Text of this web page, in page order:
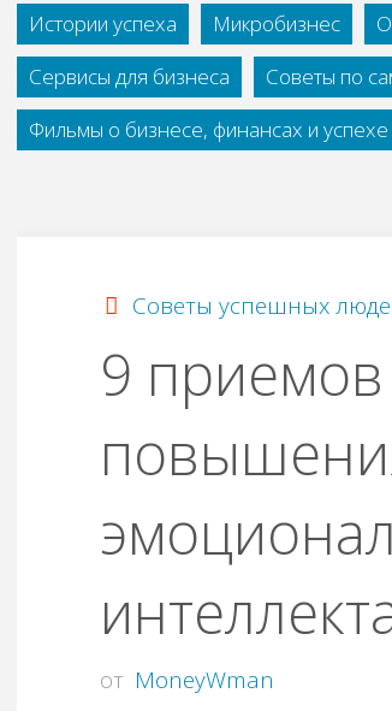
Истории успеха
Микробизнес
Сервисы для бизнеса
Советы по
Фильмы о бизнесе, финансах и успехе
Советы успешных
9 приемов
от MoneyWman